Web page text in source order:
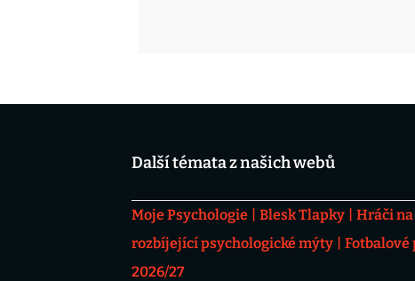
Další témata z našich webů
Moje Psychologie Blesk Tlapky Hráči
rozbíjející psychologické mýty
Fotbalové
2026/27